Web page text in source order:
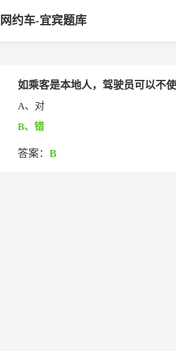
网约车-宜宾题库
如乘客是本地人，驾驶员可以不使
A、对
B、错
答案： B